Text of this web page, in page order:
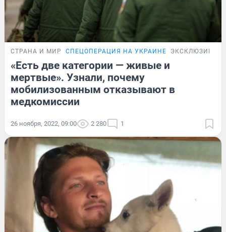
СТРАНА И МИР СПЕЦОПЕРАЦИЯ НА УКРАИНЕ ЭКСКЛЮЗИВ
«Есть две категории — живые и
мертвые». Узнали, почему
мобилизованным отказывают в
медкомиссии
26 ноября, 2022, 09:00 2 280 1